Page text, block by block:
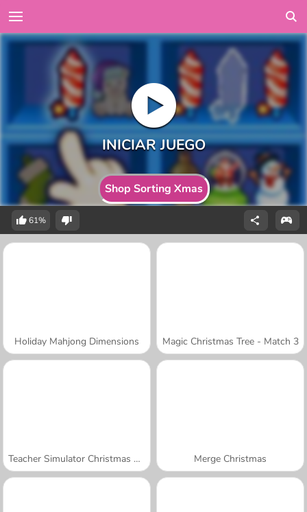
Shop Sorting Xmas
61%
Holiday Mahjong Dimensions Magic Christmas Tree - Match 3
Teacher Simulator Christmas Exam Merge Christmas